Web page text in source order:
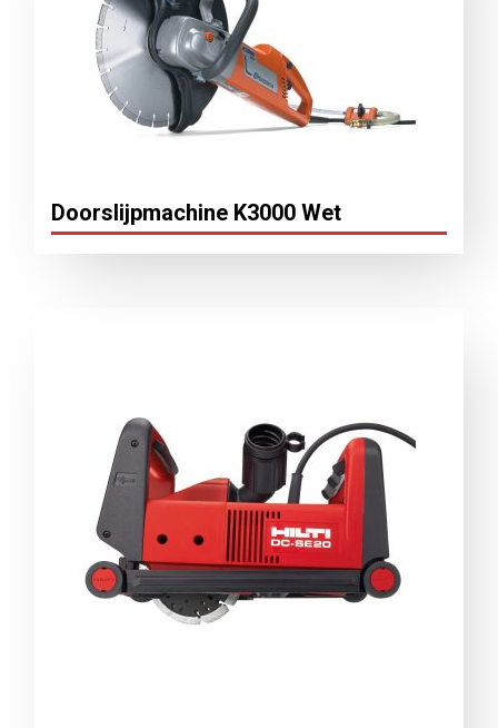
Doorslijpmachine K3000 Wet